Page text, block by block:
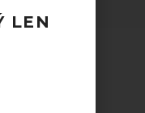
LEN